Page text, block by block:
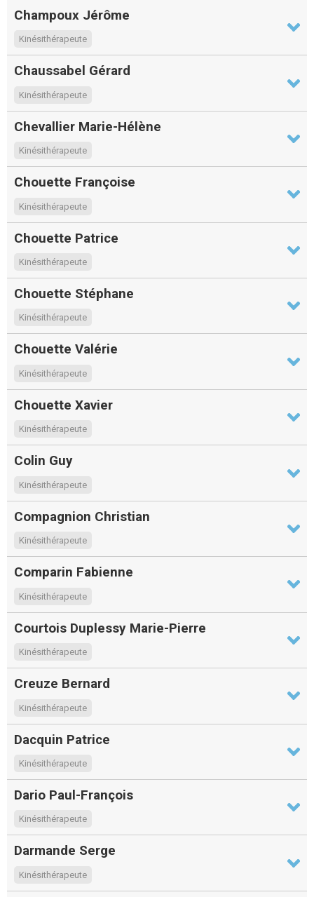
Champoux Jérôme
Kinésithérapeute
Chaussabel Gérard
Kinésithérapeute
Chevallier Marie-Hélène
Kinésithérapeute
Chouette Françoise
Kinésithérapeute
Chouette Patrice
Kinésithérapeute
Chouette Stéphane
Kinésithérapeute
Chouette Valérie
Kinésithérapeute
Chouette Xavier
Kinésithérapeute
Colin Guy
Kinésithérapeute
Compagnion Christian
Kinésithérapeute
Comparin Fabienne
Kinésithérapeute
Courtois Duplessy Marie-Pierre
Kinésithérapeute
Creuze Bernard
Kinésithérapeute
Dacquin Patrice
Kinésithérapeute
Dario Paul-François
Kinésithérapeute
Darmande Serge
Kinésithérapeute